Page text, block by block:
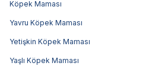
Köpek Maması
Yavru Köpek Maması
Yetişkin Köpek Maması
Yaşlı Köpek Maması